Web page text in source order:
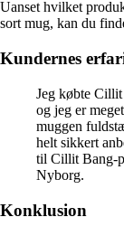
Uanset hvilket
sort mug, kan du
Kundernes
Jeg købte
og jeg er
muggen
helt sikkert
til Cillit Bang-
Nyborg.
Konklusion